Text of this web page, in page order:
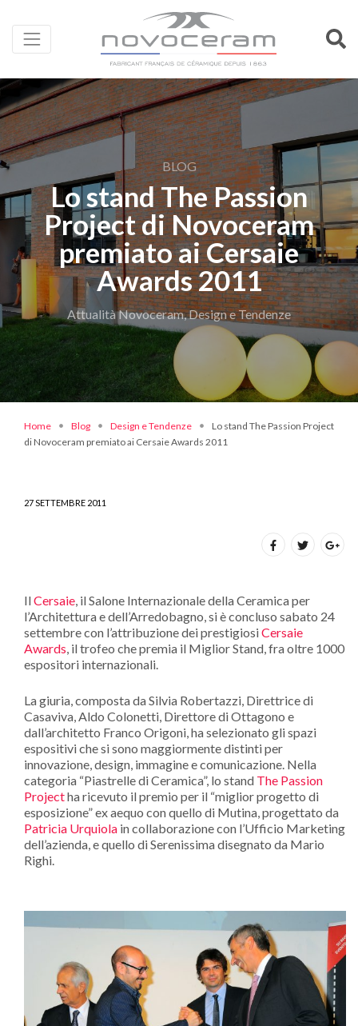
BLOG
Lo stand The Passion
Project di Novoceram
premiato ai Cersaie
Awards 2011
Attualità Novoceram, Design e Tendenze
Home Blog Design e Tendenze
Lo stand The Passion Project
di Novoceram premiato ai Cersaie Awards 2011
27 SETTEMBRE 2011
IlCersaie, il Salone Internazionale della Ceramica per
l’Architettura e dell’Arredobagno, si è concluso sabato 24
settembre con l’attribuzione dei prestigiosiCersaie
Awards, il trofeo che premia il Miglior Stand, fra oltre 1000
espositori internazionali.
La giuria, composta da Silvia Robertazzi, Direttrice di
Casaviva, Aldo Colonetti, Direttore di Ottagono e
dall’architetto Franco Origoni, ha selezionato gli spazi
espositivi che si sono maggiormente distinti per
innovazione, design, immagine e comunicazione. Nella
categoria “Piastrelle di Ceramica”, lo stand The Passion
Projectha ricevuto il premio per il “miglior progetto di
esposizione” ex aequo con quello di Mutina, progettato da
Patricia Urquiola in collaborazione con l’Ufficio Marketing
dell’azienda, e quello di Serenissima disegnato da Mario
Righi.